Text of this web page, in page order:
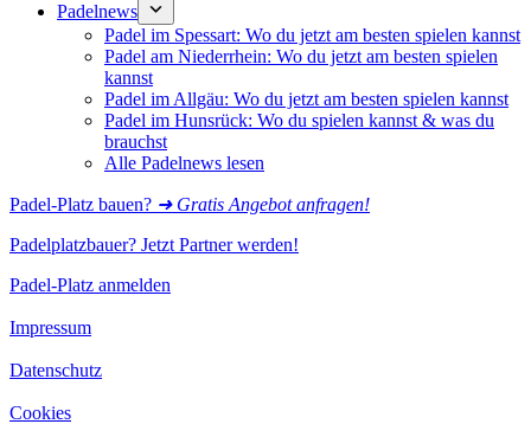
Padelnews
Padel im Spessart: Wo du jetzt am besten spielen kannst
Padel am Niederrhein: Wo du jetzt am besten spielen
kannst
Padel im Allgäu: Wo du jetzt am besten spielen kannst
Padel im Hunsrück: Wo du spielen kannst & was du
brauchst
Alle Padelnews lesen
Padel-Platz bauen? ➜ Gratis Angebot anfragen!
Padelplatzbauer? Jetzt Partner werden!
Padel-Platz anmelden
Impressum
Datenschutz
Cookies